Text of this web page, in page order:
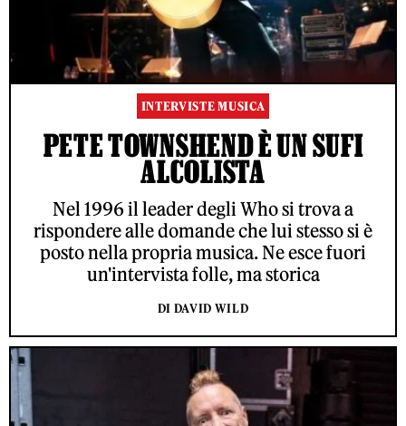
INTERVISTE MUSICA
PETE TOWNSHEND È UN SUFI
ALCOLISTA
Nel 1996 il leader degli Who si trova a
rispondere alle domande che lui stesso si è
posto nella propria musica. Ne esce fuori
un'intervista folle, ma storica
DI DAVID WILD